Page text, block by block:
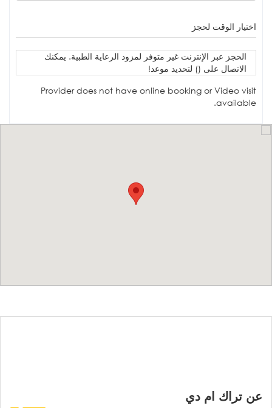
اختيار الوقت لحجز
الحجز عبر الإنترنت غير متوفر لمزود الرعاية الطبية. يمكنك
الاتصال على () لتحديد موعد!
Provider does not have online booking or Video visit
available.
عن تراك ام دي